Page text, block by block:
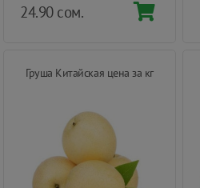
24.90 сом.
Груша Китайская цена за кг